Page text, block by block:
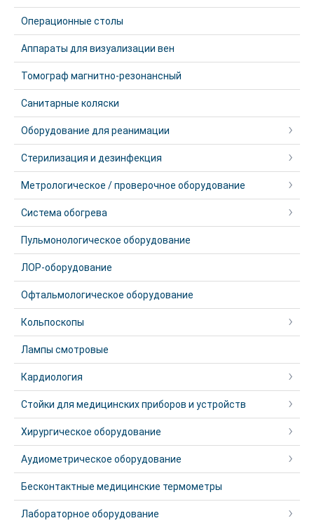
Операционные столы
Аппараты для визуализации вен
Томограф магнитно-резонансный
Санитарные коляски
Оборудование для реанимации
Стерилизация и дезинфекция
Метрологическое / проверочное оборудование
Система обогрева
Пульмонологическое оборудование
ЛОР-оборудование
Офтальмологическое оборудование
Кольпоскопы
Лампы смотровые
Кардиология
Стойки для медицинских приборов и устройств
Хирургическое оборудование
Аудиометрическое оборудование
Бесконтактные медицинские термометры
Лабораторное оборудование